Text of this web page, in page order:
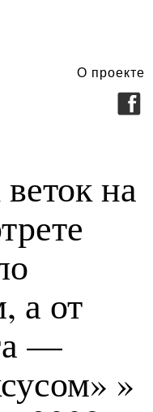
О проекте
на
а от
—
»